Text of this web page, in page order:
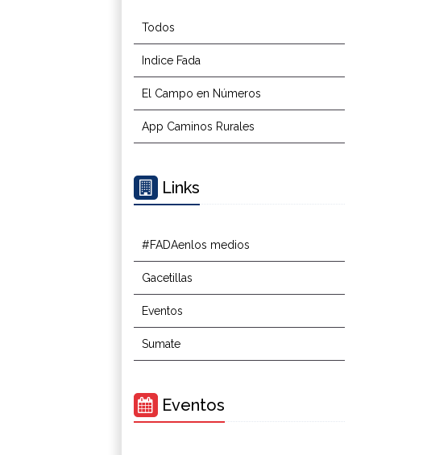
Todos
Indice Fada
El Campo en Números
App Caminos Rurales
Links
#FADAenlos medios
Gacetillas
Eventos
Sumate
Eventos